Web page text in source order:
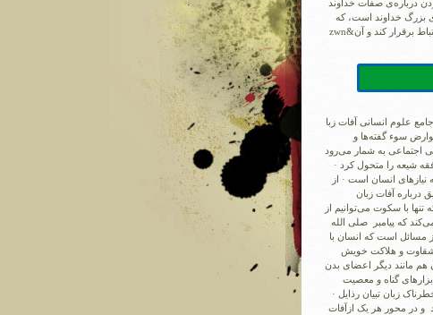
سخنان وجود دارد: ۲۰ـ سؤال کردن درباره‌ی صفات خداوند
خداوند است، که
آن‌را به انسان بخشیده‌است، تا از طریق آن بتواند با دیگران ارتباط برقرار کند و آن&zwn
علوم انسانی آفات زبا
سوء گفته‌ها و
اجتماعی به شمار می‌رود
شیعه را متحول کرد ·
انسان است · از
آفات زبان
با سکوت می‌توانیم از
که پیامبر صلی الله
مسائل است که انسان با
شقاوت و هلاکت خویش
هم مانند دیگر اعضای بدن
گناه و معصیت
زبان تبیان رذایل ·
و در محور هر یک ازآفات